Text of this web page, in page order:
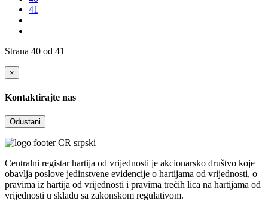
41
Strana 40 od 41
×
Kontaktirajte nas
Odustani
Centralni registar hartija od vrijednosti je akcionarsko društvo koje
obavlja poslove jedinstvene evidencije o hartijama od vrijednosti, o
pravima iz hartija od vrijednosti i pravima trećih lica na hartijama od
vrijednosti u skladu sa zakonskom regulativom.